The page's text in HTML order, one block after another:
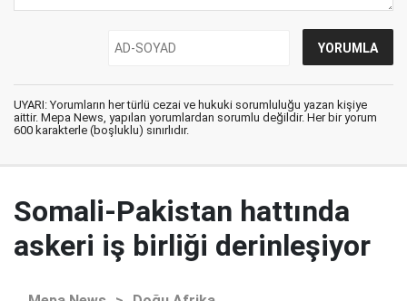
UYARI: Yorumların her türlü cezai ve hukuki sorumluluğu yazan kişiye
aittir. Mepa News, yapılan yorumlardan sorumlu değildir. Her bir yorum
600 karakterle (boşluklu) sınırlıdır.
Somali-Pakistan hattında
askeri iş birliği derinleşiyor